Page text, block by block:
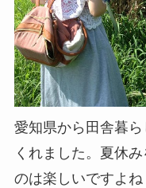
愛知県から田舎暮
くれました。夏休
のは楽しいですよね